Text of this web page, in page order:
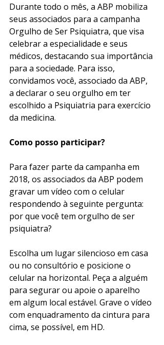
Durante todo o mês, a ABP mobiliza
seus associados para a campanha
Orgulho de Ser Psiquiatra, que visa
celebrar a especialidade e seus
médicos, destacando sua importância
para a sociedade. Para isso,
convidamos você, associado da ABP,
a declarar o seu orgulho em ter
escolhido a Psiquiatria para exercício
da medicina.
Como posso participar?
Para fazer parte da campanha em
2018, os associados da ABP podem
gravar um vídeo com o celular
respondendo à seguinte pergunta:
por que você tem orgulho de ser
psiquiatra?
Escolha um lugar silencioso em casa
ou no consultório e posicione o
celular na horizontal. Peça a alguém
para segurar ou apoie o aparelho
em algum local estável. Grave o vídeo
com enquadramento da cintura para
cima, se possível, em HD.